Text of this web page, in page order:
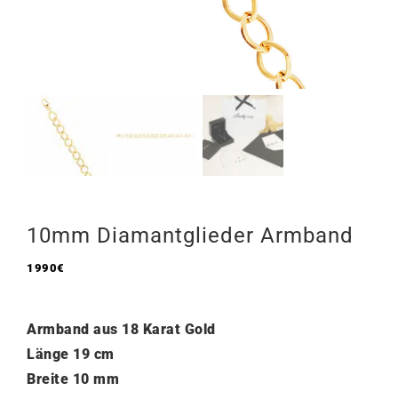
10mm Diamantglieder Armband
1990€
Armband aus 18 Karat Gold
Länge 19 cm
Breite 10 mm